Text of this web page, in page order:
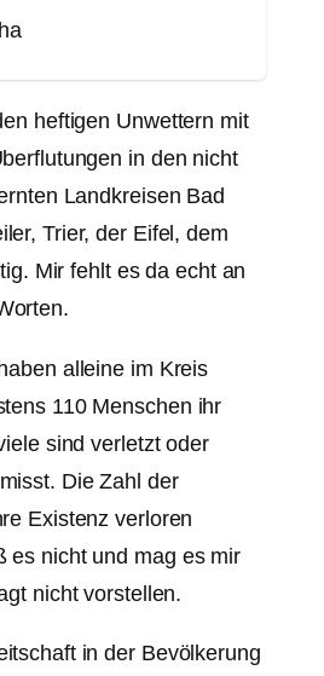
heftigen Unwettern mit
in den nicht
Landkreisen Bad
Trier, der Eifel, dem
Mir fehlt es da echt an
alleine im Kreis
110 Menschen ihr
sind verletzt oder
Die Zahl der
Existenz verloren
nicht und mag es mir
nicht vorstellen.
in der Bevölkerung